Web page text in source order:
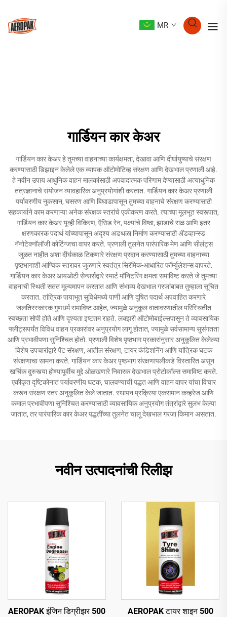
MR
गार्डियन कार केअर
गार्डियन कार केअर हे तुमच्या वाहनाच्या कार्यक्षमता, देखावा आणि दीर्घायुष्याचे संरक्षण
करण्यासाठी डिझाइन केलेले एक व्यापक ऑटोमोटिव्ह संरक्षण आणि देखभाल प्रणाली आहे.
हे नवीन उपाय आधुनिक वाहन मालकांसाठी अपवादात्मक परिणाम देण्यासाठी अत्याधुनिक
तंत्रज्ञानाचे संयोजन व्यावहारिक अनुप्रयोगांशी करतात. गार्डियन कार केअर प्रणाली
पर्यावरणीय नुकसान, घसरण आणि बिघाडापासून तुमच्या वाहनाचे संरक्षण करण्यासाठी
सहकार्याने काम करणाऱ्या अनेक संरक्षक स्तरांचे एकीकरण करते. त्याच्या मूलभूत स्वरूपात,
गार्डियन कार केअर यूव्ही विकिरण, ऍसिड रेन, पक्ष्यांचे विष्ठा, झाडाचे राळ आणि इतर
क्षरणकारक पदार्थ यांच्यापासून अदृश्य अडथळा निर्माण करण्यासाठी अ‍ॅडव्हान्स्ड
नॅनोटेक्नॉलॉजी कोटिंग्जचा वापर करते. प्रणाली तुलनेत पारंपारिक मेण आणि सीलंट्स
जुळत नाहीत अशा दीर्घकाळ टिकणारे संरक्षण प्रदान करण्यासाठी तुमच्या वाहनाच्या
पृष्ठभागाशी आण्विक स्तरावर जुळणारे स्वतंत्र सिरॅमिक-आधारित फॉर्म्युलेशन्स वापरते.
गार्डियन कार केअर आयओटी सेन्सर्सद्वारे स्मार्ट मॉनिटरिंग क्षमता समाविष्ट करते जे तुमच्या
वाहनाची स्थिती सतत मूल्यमापन करतात आणि संभाव्य देखभाल गरजांबाबत तुम्हाला सूचित
करतात. तांत्रिक पायाभूत सुविधेमध्ये पाणी आणि दूषित पदार्थ अपवाहित करणारे
जलतिरस्कारक गुणधर्म समाविष्ट आहेत, ज्यामुळे अनुकूल वातावरणातील परिस्थितीत
स्वच्छता सोपी होते आणि दृश्यता इष्टतम राहते. लक्झरी ऑटोमोबाईल्सपासून ते व्यावसायिक
फ्लीट्सपर्यंत विविध वाहन प्रकारांवर अनुप्रयोग लागू होतात, ज्यामुळे सर्वसामान्य सुसंगतता
आणि प्रभावीपणा सुनिश्चित होतो. प्रणाली विशेष पृष्ठभाग प्रकारांनुसार अनुकूलित केलेल्या
विशेष उपचारांद्वारे पेंट संरक्षण, आतील संरक्षण, टायर कंडिशनिंग आणि यांत्रिक घटक
संरक्षणाचा सामना करते. गार्डियन कार केअर पृष्ठभाग संरक्षणापलीकडे विस्तारित असून
खर्चिक दुरुस्त्या होण्यापूर्वीच मुद्दे ओळखणारे निवारक देखभाल प्रोटोकॉल्स समाविष्ट करते.
एकीकृत दृष्टिकोनात पर्यावरणीय घटक, चालवण्याची पद्धत आणि वाहन वापर यांचा विचार
करून संरक्षण स्तर अनुकूलित केले जातात. स्थापन प्रक्रिया एकसमान कव्हरेज आणि
कमाल प्रभावीपणा सुनिश्चित करण्यासाठी व्यावसायिक अनुप्रयोग तंत्रांद्वारे सुलभ केल्या
जातात, तर पारंपारिक कार केअर पद्धतींच्या तुलनेत चालू देखभाल गरजा किमान असतात.
नवीन उत्पादनांची रिलीझ
AEROPAK इंजिन डिग्रीझर 500
AEROPAK टायर शाइन 500